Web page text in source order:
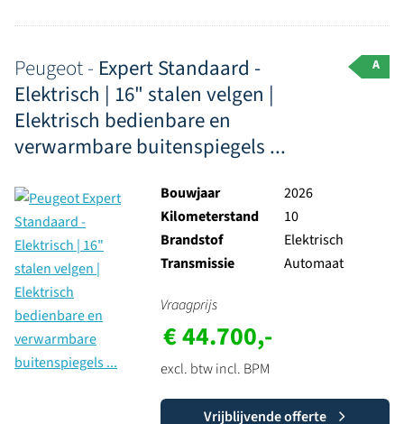
Peugeot - Expert Standaard -
Elektrisch | 16" stalen velgen |
Elektrisch bedienbare en
verwarmbare buitenspiegels ...
A
Bouwjaar
2026
Kilometerstand
10
Brandstof
Elektrisch
Transmissie
Automaat
Vraagprijs
€ 44.700,-
excl. btw incl. BPM
Vrijblijvende offerte